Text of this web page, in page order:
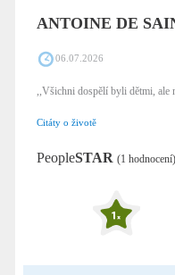
ANTOINE DE
06.07.2026
,,Všichni dospělí byli dětmi, ale
Citáty o životě
PeopleSTAR (1 hodnocení)